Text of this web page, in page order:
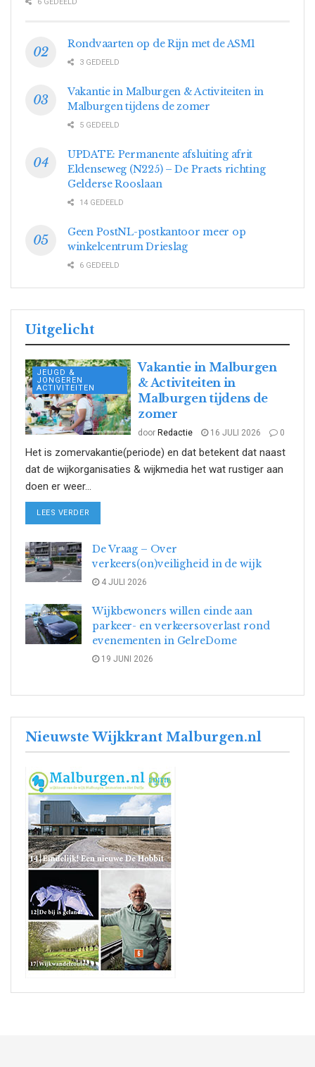
Rondvaarten op de Rijn met de ASM1
3 GEDEELD
Vakantie in Malburgen & Activiteiten in
Malburgen tijdens de zomer
5 GEDEELD
UPDATE: Permanente afsluiting afrit
Eldenseweg (N225) – De Praets richting
Gelderse Rooslaan
14 GEDEELD
Geen PostNL-postkantoor meer op
winkelcentrum Drieslag
6 GEDEELD
Uitgelicht
JEUGD &
JONGEREN
ACTIVITEITEN
Vakantie in Malburgen
& Activiteiten in
Malburgen tijdens de
zomer
door Redactie 16 JULI 2026 0
Het is zomervakantie(periode) en dat betekent dat naast
dat de wijkorganisaties & wijkmedia het wat rustiger aan
doen er weer...
LEES VERDER
De Vraag – Over
verkeers(on)veiligheid in de wijk
4 JULI 2026
Wijkbewoners willen einde aan
parkeer- en verkeersoverlast rond
evenementen in GelreDome
19 JUNI 2026
Nieuwste Wijkkrant Malburgen.nl